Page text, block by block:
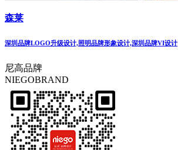
森莱
深圳品牌LOGO升级设计,照明品牌形象设计,深圳品牌VI设计
尼高品牌
NIEGOBRAND